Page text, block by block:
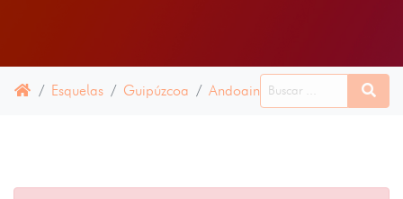
Esquelas Guipúzcoa Andoain 15 JUNIO 2024